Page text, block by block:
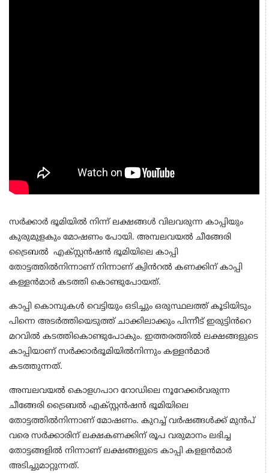
സർക്കാർ ഭൂമിയിൽ നിന്ന് ലക്ഷങ്ങൾ വിലവരുന്ന കാപ്പിയും
കുരുമുളകും മോഷണം പോയി. അമ്പലവയൽ ചീങ്ങേരി
ട്രൈബൽ എക്സ്റ്റൻഷൻ ഭൂമിയിലെ കാപ്പി
തോട്ടത്തിൽനിന്നാണ് നിന്നാണ് ക്വിൻറൽ കണക്കിന് കാപ്പി
കള്ളൻമാർ കടത്തി കൊണ്ടുപോയത്.
കാപ്പി കൊമ്പുകൾ വെട്ടിയും ഒടിച്ചും ഒരുസ്ഥലത്ത് കൂടിയിടും
പിന്നെ അടർത്തിയെടുത്ത് ചാക്കിലാക്കും പിന്നീട് ഇരുട്ടിൻറെ
മറവിൽ കടത്തികൊണ്ടുപോകും. ഇത്തരത്തിൽ ലക്ഷങ്ങളുടെ
കാപ്പിയാണ് സർക്കാർഭൂമിയിൽനിന്നും കള്ളൻമാർ
കടത്തുന്നത്.
അമ്പലവയൽ കൊളഗപാറ റോഡിലെ നൂറേക്കർവരുന്ന
ചീങ്ങേരി ട്രൈബൽ എക്സ്റ്റൻഷൻ ഭൂമിയിലെ
തോട്ടത്തിൽനിന്നാണ് മോഷണം. കുറച്ച് വർഷങ്ങൾക്ക് മുൻപ്
വരെ സർക്കാരിന് ലക്ഷകണക്കിന് രൂപ വരുമാനം ലഭിച്ച
തോട്ടങ്ങളിൽ നിന്നാണ് ലക്ഷങ്ങളുടെ കാപ്പി കളളൻമാർ
അടിച്ചുമാറ്റുന്നത്.